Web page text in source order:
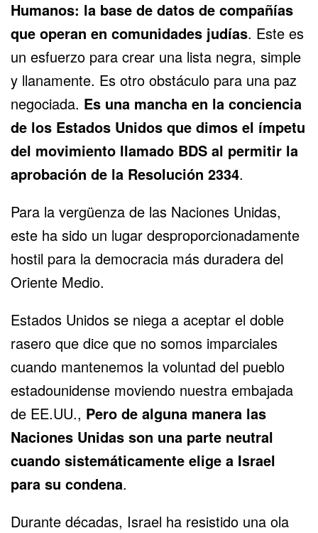
Humanos: la base de datos de compañías
que operan en comunidades judías. Este es
un esfuerzo para crear una lista negra, simple
y llanamente. Es otro obstáculo para una paz
negociada. Es una mancha en la conciencia
de los Estados Unidos que dimos el ímpetu
del movimiento llamado BDS al permitir la
aprobación de la Resolución 2334.
Para la vergüenza de las Naciones Unidas,
este ha sido un lugar desproporcionadamente
hostil para la democracia más duradera del
Oriente Medio.
Estados Unidos se niega a aceptar el doble
rasero que dice que no somos imparciales
cuando mantenemos la voluntad del pueblo
estadounidense moviendo nuestra embajada
de EE.UU., Pero de alguna manera las
Naciones Unidas son una parte neutral
cuando sistemáticamente elige a Israel
para su condena.
Durante décadas, Israel ha resistido una ola